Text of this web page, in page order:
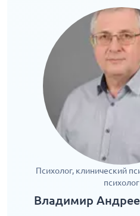
Психолог, клинический
психолог
Владимир